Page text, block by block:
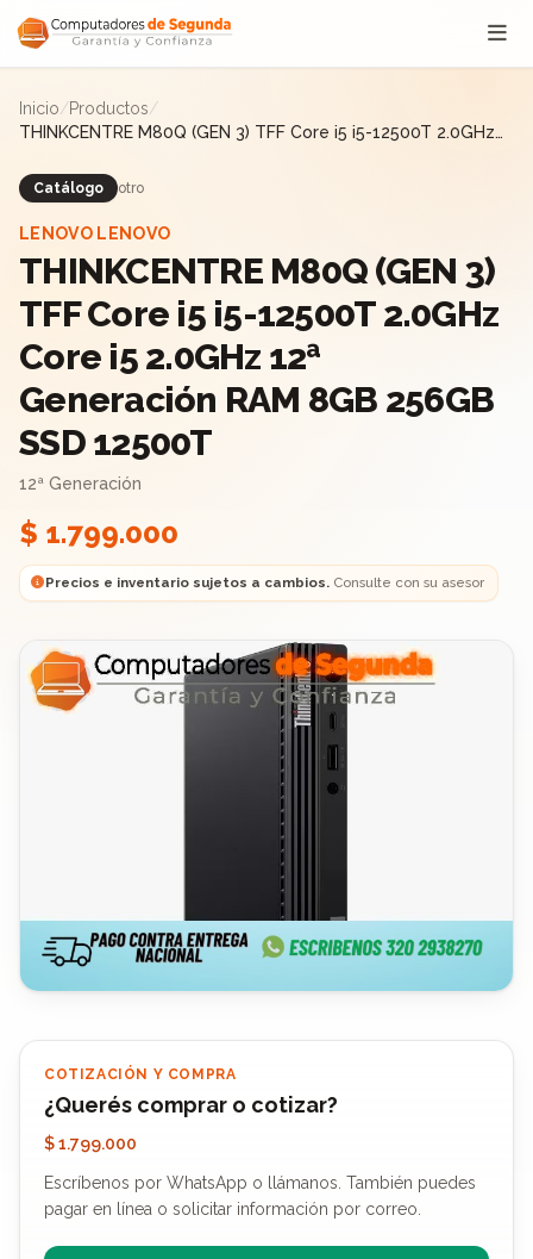
Saltar al contenido
Inicio/Productos/
THINKCENTRE M80Q (GEN 3) TFF Core i5 i5-12500T 2.0GHz
Catálogo otro
LENOVO LENOVO
THINKCENTRE M80Q (GEN 3)
TFF Core i5 i5-12500T 2.0GHz
Core i5 2.0GHz 12ª
Generación RAM 8GB 256GB
SSD 12500T
12ª Generación
$ 1.799.000
Precios e inventario sujetos a cambios.Consulte con su asesor
COTIZACIÓN Y COMPRA
¿Querés comprar o cotizar?
$ 1.799.000
Escríbenos por WhatsApp o llámanos. También puedes
pagar en línea o solicitar información por correo.